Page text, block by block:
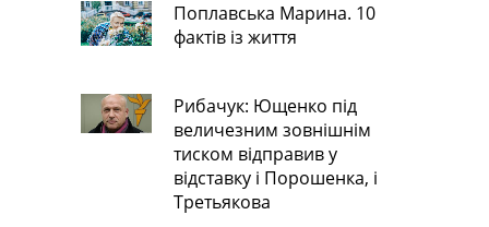
Поплавська Марина. 10
фактів із життя
Рибачук: Ющенко під
величезним зовнішнім
тиском відправив у
відставку і Порошенка, і
Третьякова